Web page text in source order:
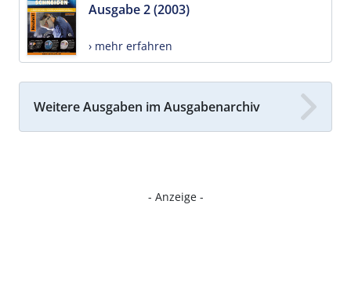
Ausgabe 2 (2003)
› mehr erfahren
Weitere Ausgaben im Ausgabenarchiv
- Anzeige -